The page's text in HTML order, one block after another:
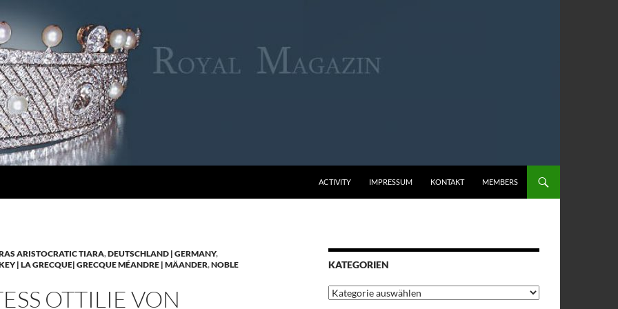
ACTIVITY IMPRESSUM KONTAKT MEMBERS
ARISTOCRATIC TIARA,DEUTSCHLAND | GERMANY,
| LA GRECQUE| GRECQUE MÉANDRE | MÄANDER,NOBLE
OTTILIE VON
KATEGORIEN
Kategorien